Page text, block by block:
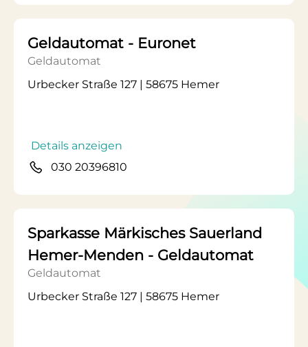
Geldautomat - Euronet
Geldautomat
Urbecker Straße 127 | 58675 Hemer
Details anzeigen
030 20396810
Sparkasse Märkisches Sauerland
Hemer-Menden - Geldautomat
Geldautomat
Urbecker Straße 127 | 58675 Hemer